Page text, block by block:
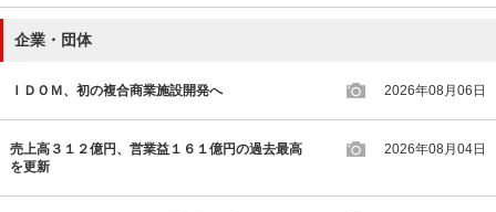
企業・団体
ＩＤＯＭ、初の複合商業施設開発へ 2026年08月06日
売上高３１２億円、営業益１６１億円の過去最高
を更新
2026年08月04日